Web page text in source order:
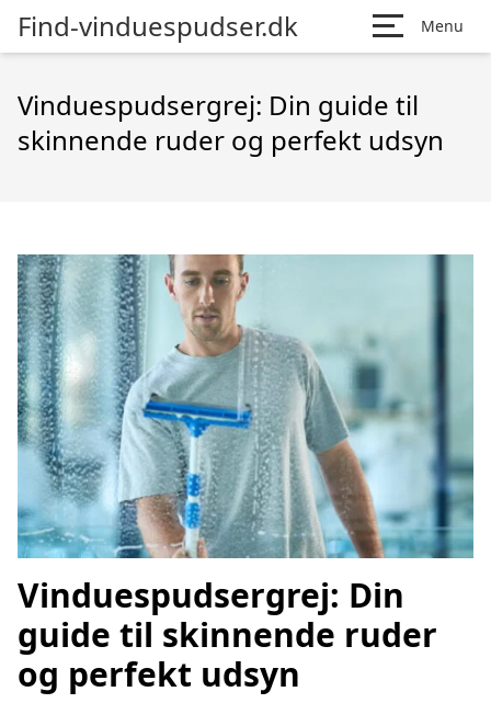
Find-vinduespudser.dk Menu
Vinduespudsergrej: Din guide til
skinnende ruder og perfekt udsyn
Vinduespudsergrej: Din
guide til skinnende ruder
og perfekt udsyn